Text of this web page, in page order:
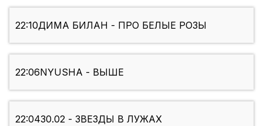
22:10ДИМА БИЛАН - ПРО БЕЛЫЕ РОЗЫ
22:06NYUSHA - ВЫШЕ
22:0430.02 - ЗВЕЗДЫ В ЛУЖАХ